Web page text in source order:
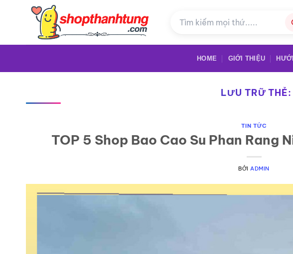
dung
HOME GIỚI THIỆU
LƯU TRỮ THẺ:
TIN TỨC
TOP 5 Shop Bao Cao Su Phan Rang
BỞI ADMIN